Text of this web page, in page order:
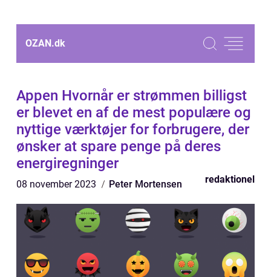
OZAN.dk
Appen Hvornår er strømmen billigst
er blevet en af de mest populære og
nyttige værktøjer for forbrugere, der
ønsker at spare penge på deres
energiregninger
08 november 2023 Peter Mortensen redaktionel